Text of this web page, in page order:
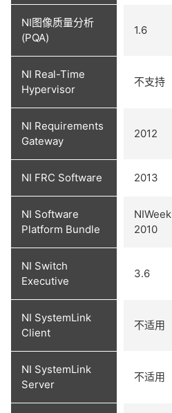
NI图像质量分析
(PQA)
1.6
NI Real-Time
Hypervisor
不支持
NI Requirements
Gateway
2012
NI FRC Software 2013
NI Software
Platform Bundle
NIWeek
2010
NI Switch
Executive
3.6
NI SystemLink
Client
不适用
NI SystemLink
Server
不适用